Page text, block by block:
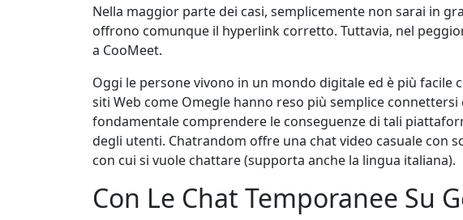
Nella maggior parte dei casi, semplicemente non sarai in
offrono comunque il hyperlink corretto. Tuttavia, nel
a CooMeet.
Oggi le persone vivono in un mondo digitale ed è più
siti Web come Omegle hanno reso più semplice
fondamentale comprendere le conseguenze di tali
degli utenti. Chatrandom offre una chat video casuale con
con cui si vuole chattare (supporta anche la lingua italiana).
Con Le Chat Temporanee Su